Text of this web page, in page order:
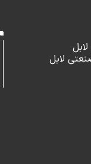
لابل